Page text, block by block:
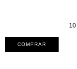
10